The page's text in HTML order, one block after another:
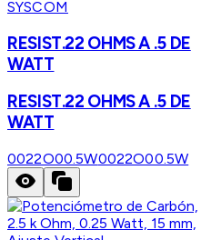
SYSCOM
RESIST.22 OHMS A .5 DE
WATT
RESIST.22 OHMS A .5 DE
WATT
0022O00.5W0022O00.5W